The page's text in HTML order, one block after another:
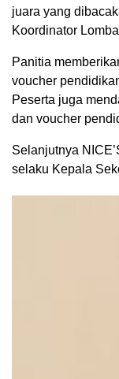
juara yang
Koordinator
Panitia
voucher
Peserta juga
dan voucher
Selanjutnya
selaku Kepala